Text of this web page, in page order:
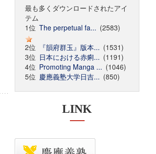
最も多くダウンロードされたアイ
テム
1位 The perpetual fa... (2583)
2位
『韻府群玉』版本... (1531)
3位 日本における赤痢... (1191)
4位 Promoting Manga ... (1046)
5位 慶應義塾大学日吉... (850)
LINK